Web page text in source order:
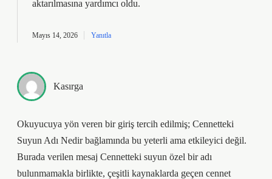
aktarılmasına yardımcı oldu.
Mayıs 14, 2026 Yanıtla
Kasırga
Okuyucuya yön veren bir giriş tercih edilmiş; Cennetteki
Suyun Adı Nedir bağlamında bu yeterli ama etkileyici değil.
Burada verilen mesaj Cennetteki suyun özel bir adı
bulunmamakla birlikte, çeşitli kaynaklarda geçen cennet